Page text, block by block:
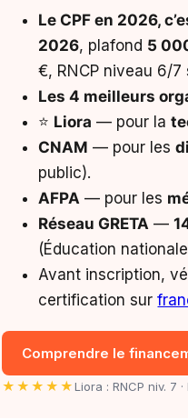
Le CPF en 2026,
2026, plafond 5
€, RNCP niveau 6/7
Les 4 meilleurs
⭐ Liora — pour la
CNAM — pour les
public).
AFPA — pour les
Réseau GRETA —
(Éducation
Avant inscription,
certification sur
Comprendre le
★★★★★Liora : RNCP niv. 7